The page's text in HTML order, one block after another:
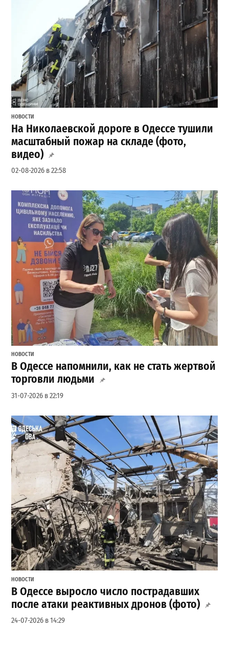
НОВОСТИ
На Николаевской дороге в Одессе тушили
масштабный пожар на складе (фото,
видео)
02-08-2026 в 22:58
НОВОСТИ
В Одессе напомнили, как не стать жертвой
торговли людьми
31-07-2026 в 22:19
НОВОСТИ
В Одессе выросло число пострадавших
после атаки реактивных дронов (фото)
24-07-2026 в 14:29